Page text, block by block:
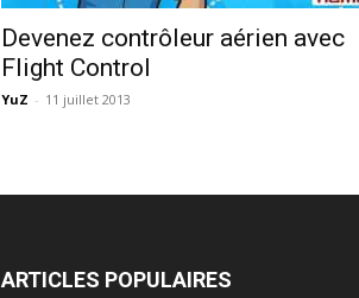
Devenez contrôleur aérien avec
Flight Control
YuZ - 11 juillet 2013
ARTICLES POPULAIRES